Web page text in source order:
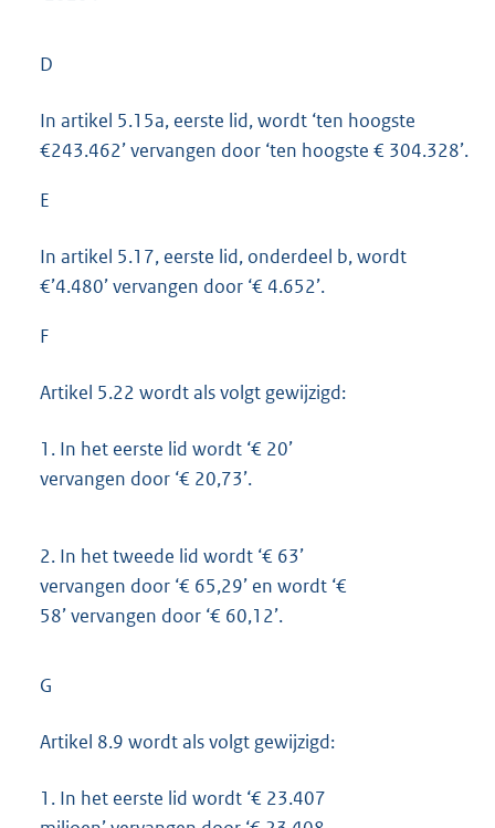
D
In artikel 5.15a, eerste lid, wordt ‘ten hoogste
€243.462’ vervangen door ‘ten hoogste € 304.328’.
E
In artikel 5.17, eerste lid, onderdeel b, wordt
€’4.480’ vervangen door ‘€ 4.652’.
F
Artikel 5.22 wordt als volgt gewijzigd:
1. In het eerste lid wordt ‘€ 20’
vervangen door ‘€ 20,73’.
2. In het tweede lid wordt ‘€ 63’
vervangen door ‘€ 65,29’ en wordt ‘€
58’ vervangen door ‘€ 60,12’.
G
Artikel 8.9 wordt als volgt gewijzigd:
1. In het eerste lid wordt ‘€ 23.407